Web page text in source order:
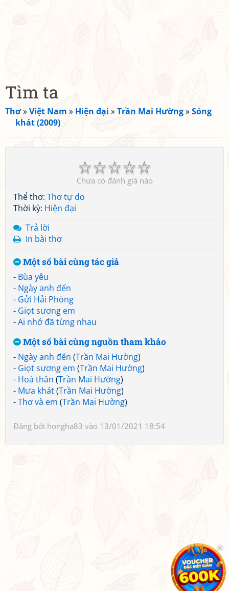
Tìm ta
Thơ»Việt Nam » Hiện đại »Trần Mai Hường»Sóng
khát (2009)
☆
☆
☆
☆
☆
Chưa có đánh giá nào
Thể thơ: Thơ tự do
Thời kỳ: Hiện đại
Trả lời
In bài thơ
Một số bài cùng tác giả
- Bùa yêu
- Ngày anh đến
- Gửi Hải Phòng
- Giọt sương em
-Ai nhớ đã từng nhau
Một số bài cùng nguồn tham khảo
- Ngày anh đến (Trần Mai Hường)
- Giọt sương em (Trần Mai Hường)
- Hoá thân (Trần Mai Hường)
- Mưa khát(Trần Mai Hường)
-Thơ và em (Trần Mai Hường)
Đăng bởi hongha83 vào 13/01/2021 18:54